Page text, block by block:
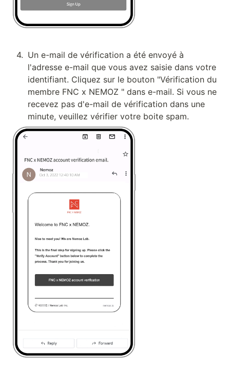
4. Un e-mail de vérification a été envoyé à
l'adresse e-mail que vous avez saisie dans votre
identifiant. Cliquez sur le bouton "Vérification du
membre FNC x NEMOZ " dans e-mail. Si vous ne
recevez pas d'e-mail de vérification dans une
minute, veuillez vérifier votre boite spam.